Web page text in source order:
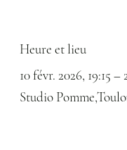
Heure et lieu
10 févr. 2026, 19:15 –
Studio